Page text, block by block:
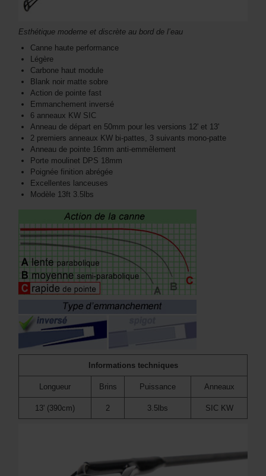
Esthétique moderne et discrète au bord de l’eau
Canne haute performance
Légère
Carbone haut module
Blank noir matte sobre
Action de pointe fast
Emmanchement inversé
6 anneaux KW SIC
Anneau de départ en 50mm pour les versions 12' et 13'
2 premiers anneaux KW bi-pattes, 3 suivants mono-patte
Anneau de pointe 16mm anti-emmêlement
Porte moulinet DPS 18mm
Poignée finition abrégée
Excellentes lanceuses
Modèle 13ft 3.5lbs
Informations techniques
Longueur Brins Puissance Anneaux
13' (390cm) 2 3.5lbs SIC KW